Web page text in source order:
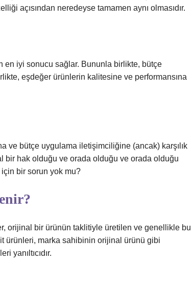
açısından neredeyse tamamen aynı olmasıdır.
en iyi sonucu sağlar. Bununla birlikte, bütçe
eşdeğer ürünlerin kalitesine ve performansına
ve bütçe uygulama iletişimciliğine (ancak) karşılık
bir hak olduğu ve orada olduğu ve orada olduğu
bir sorun yok mu?
orijinal bir ürünün taklitiyle üretilen ve genellikle bu
ürünleri, marka sahibinin orijinal ürünü gibi
yanıltıcıdır.